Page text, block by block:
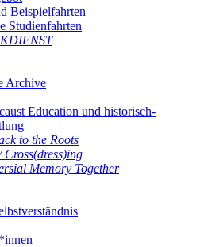
Beispielfahrten
Studienfahrten
Archive
Education und historisch-
to the Roots
Memory Together